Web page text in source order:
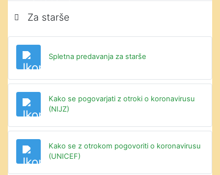
Za starše
Spletna predavanja za starše
Kako se pogovarjati z otroki o koronavirusu
(NIJZ)
Kako se z otrokom pogovoriti o koronavirusu
(UNICEF)